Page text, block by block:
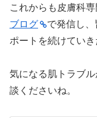
これからも皮膚科
ブログ
で発信し、
ポートを続けていき
気になる肌トラブ
談くださいね。